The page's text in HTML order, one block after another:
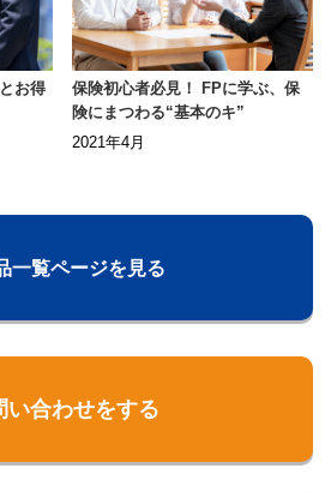
お得
保険初心者必見！ FPに学ぶ、保
険にまつわる“基本のキ”
2021年4月
一覧ページを見る
い合わせをする